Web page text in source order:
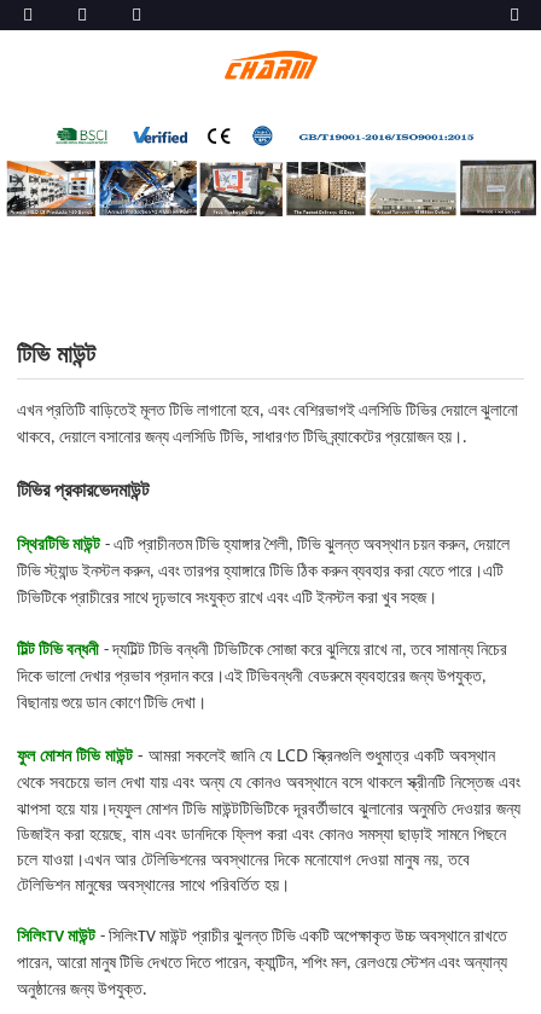
টিভি মাউন্ট
এখন প্রতিটি বাড়িতেই মূলত টিভি লাগানো হবে, এবং বেশিরভাগই এলসিডি টিভির দেয়ালে ঝুলানো
থাকবে, দেয়ালে বসানোর জন্য এলসিডি টিভি, সাধারণত টিভি ব্র্যাকেটের প্রয়োজন হয়। .
টিভির প্রকারভেদমাউন্ট
স্থিরটিভি মাউন্ট - এটি প্রাচীনতম টিভি হ্যাঙ্গার শৈলী, টিভি ঝুলন্ত অবস্থান চয়ন করুন, দেয়ালে
টিভি স্ট্যান্ড ইনস্টল করুন, এবং তারপর হ্যাঙ্গারে টিভি ঠিক করুন ব্যবহার করা যেতে পারে।এটি
টিভিটিকে প্রাচীরের সাথে দৃঢ়ভাবে সংযুক্ত রাখে এবং এটি ইনস্টল করা খুব সহজ।
টিল্ট টিভি বন্ধনী - দ্যটিল্ট টিভি বন্ধনী টিভিটিকে সোজা করে ঝুলিয়ে রাখে না, তবে সামান্য নিচের
দিকে ভালো দেখার প্রভাব প্রদান করে।এই টিভিবন্ধনী বেডরুমে ব্যবহারের জন্য উপযুক্ত,
বিছানায় শুয়ে ডান কোণে টিভি দেখা।
ফুল মোশন টিভি মাউন্ট - আমরা সকলেই জানি যে LCD স্ক্রিনগুলি শুধুমাত্র একটি অবস্থান
থেকে সবচেয়ে ভাল দেখা যায় এবং অন্য যে কোনও অবস্থানে বসে থাকলে স্ক্রীনটি নিস্তেজ এবং
ঝাপসা হয়ে যায়।দ্যফুল মোশন টিভি মাউন্টটিভিটিকে দূরবর্তীভাবে ঝুলানোর অনুমতি দেওয়ার জন্য
ডিজাইন করা হয়েছে, বাম এবং ডানদিকে ফ্লিপ করা এবং কোনও সমস্যা ছাড়াই সামনে পিছনে
চলে যাওয়া।এখন আর টেলিভিশনের অবস্থানের দিকে মনোযোগ দেওয়া মানুষ নয়, তবে
টেলিভিশন মানুষের অবস্থানের সাথে পরিবর্তিত হয়।
সিলিংTVমাউন্ট -সিলিংTVমাউন্ট প্রাচীর ঝুলন্ত টিভি একটি অপেক্ষাকৃত উচ্চ অবস্থানে রাখতে
পারেন, আরো মানুষ টিভি দেখতে দিতে পারেন, ক্যান্টিন, শপিং মল, রেলওয়ে স্টেশন এবং অন্যান্য
অনুষ্ঠানের জন্য উপযুক্ত.